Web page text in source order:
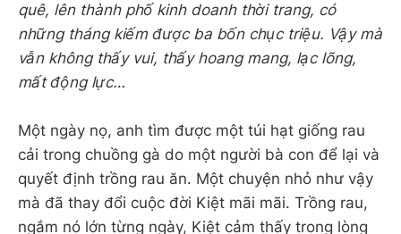
quê, lên thành phố kinh doanh thời trang, có
những tháng kiếm được ba bốn chục triệu. Vậy mà
vẫn không thấy vui, thấy hoang mang, lạc lõng,
mất động lực…
Một ngày nọ, anh tìm được một túi hạt giống rau
cải trong chuồng gà do một người bà con để lại và
quyết định trồng rau ăn. Một chuyện nhỏ như vậy
mà đã thay đổi cuộc đời Kiệt mãi mãi. Trồng rau,
ngắm nó lớn từng ngày, Kiệt cảm thấy trong lòng